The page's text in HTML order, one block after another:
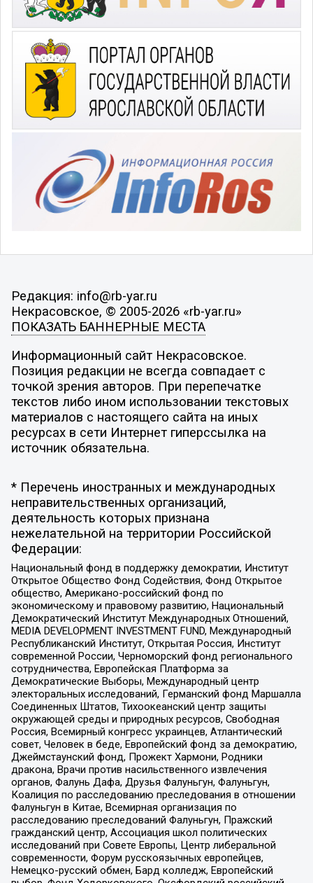
Редакция: info@rb-yar.ru
Некрасовское, © 2005-2026 «rb-yar.ru»
ПОКАЗАТЬ БАННЕРНЫЕ МЕСТА
Информационный сайт Некрасовское.
Позиция редакции не всегда совпадает с
точкой зрения авторов. При перепечатке
текстов либо ином использовании текстовых
материалов с настоящего сайта на иных
ресурсах в сети Интернет гиперссылка на
источник обязательна.
* Перечень иностранных и международных
неправительственных организаций,
деятельность которых признана
нежелательной на территории Российской
Федерации:
Национальный фонд в поддержку демократии, Институт
Открытое Общество Фонд Содействия, Фонд Открытое
общество, Американо-российский фонд по
экономическому и правовому развитию, Национальный
Демократический Институт Международных Отношений,
MEDIA DEVELOPMENT INVESTMENT FUND, Международный
Республиканский Институт, Открытая Россия, Институт
современной России, Черноморский фонд регионального
сотрудничества, Европейская Платформа за
Демократические Выборы, Международный центр
электоральных исследований, Германский фонд Маршалла
Соединенных Штатов, Тихоокеанский центр защиты
окружающей среды и природных ресурсов, Свободная
Россия, Всемирный конгресс украинцев, Атлантический
совет, Человек в беде, Европейский фонд за демократию,
Джеймстаунский фонд, Прожект Хармони, Родники
дракона, Врачи против насильственного извлечения
органов, Фалунь Дафа, Друзья Фалуньгун, Фалуньгун,
Коалиция по расследованию преследования в отношении
Фалуньгун в Китае, Всемирная организация по
расследованию преследований Фалуньгун, Пражский
гражданский центр, Ассоциация школ политических
исследований при Совете Европы, Центр либеральной
современности, Форум русскоязычных европейцев,
Немецко-русский обмен, Бард колледж, Европейский